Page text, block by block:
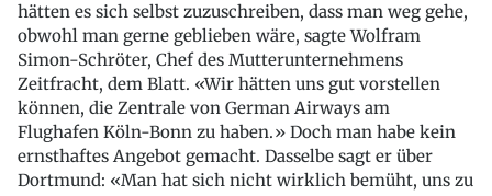
hätten es sich selbst zuzuschreiben, dass man weg gehe,
obwohl man gerne geblieben wäre, sagte Wolfram
Simon-Schröter, Chef des Mutterunternehmens
Zeitfracht, dem Blatt. «Wir hätten uns gut vorstellen
können, die Zentrale von German Airways am
Flughafen Köln-Bonn zu haben.» Doch man habe kein
ernsthaftes Angebot gemacht. Dasselbe sagt er über
Dortmund: «Man hat sich nicht wirklich bemüht, uns zu